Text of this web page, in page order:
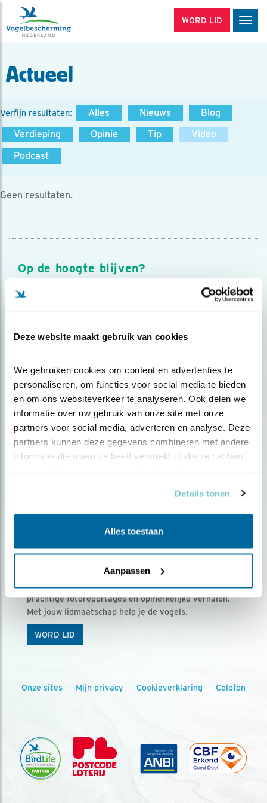
Deze website maakt gebruik van cookies
We gebruiken cookies om content en advertenties te
personaliseren, om functies voor social media te bieden
en om ons websiteverkeer te analyseren. Ook delen we
informatie over uw gebruik van onze site met onze
partners voor social media, adverteren en analyse. Deze
partners kunnen deze gegevens combineren met andere
informatie die u aan ze heeft verstrekt of die ze hebben
Details tonen
Alles toestaan
Aanpassen
WORD LID
Actueel
Verfijn resultaten: Alles Nieuws
Blog
Verdieping
Opinie Tip
Video
Podcast
Geen resultaten.
Op de hoogte blijven?
Meld je aan en ontvang nieuws, inspiratie, acties en tips
over vogels en activiteiten van Vogelbescherming.
Ontvang 5 x Vogels voor € 36,00 per jaar
Vogels is het tijdschrift voor onze leden, met
prachtige fotoreportages en opmerkelijke verhalen.
Met jouw lidmaatschap help je de vogels.
WORD LID
Onze sites Mijn privacy Cookieverklaring Colofon